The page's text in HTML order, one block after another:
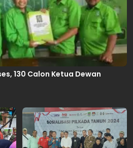
130 Calon Ketua Dewan